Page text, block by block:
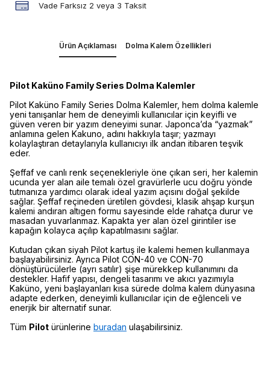
Vade Farksız 2 veya 3 Taksit
Ürün Açıklaması Dolma Kalem Özellikleri
Pilot Kaküno Family Series Dolma Kalemler
Pilot Kaküno Family Series Dolma Kalemler, hem dolma kalemle
yeni tanışanlar hem de deneyimli kullanıcılar için keyifli ve
güven veren bir yazım deneyimi sunar. Japonca’da “yazmak”
anlamına gelen Kakuno, adını hakkıyla taşır; yazmayı
kolaylaştıran detaylarıyla kullanıcıyı ilk andan itibaren teşvik
eder.
Şeffaf ve canlı renk seçenekleriyle öne çıkan seri, her kalemin
ucunda yer alan aile temalı özel gravürlerle ucu doğru yönde
tutmanıza yardımcı olarak ideal yazım açısını doğal şekilde
sağlar. Şeffaf reçineden üretilen gövdesi, klasik ahşap kurşun
kalemi andıran altıgen formu sayesinde elde rahatça durur ve
masadan yuvarlanmaz. Kapakta yer alan özel girintiler ise
kapağın kolayca açılıp kapatılmasını sağlar.
Kutudan çıkan siyah Pilot kartuş ile kalemi hemen kullanmaya
başlayabilirsiniz. Ayrıca Pilot CON-40 ve CON-70
dönüştürücülerle (ayrı satılır) şişe mürekkep kullanımını da
destekler. Hafif yapısı, dengeli tasarımı ve akıcı yazımıyla
Kaküno, yeni başlayanları kısa sürede dolma kalem dünyasına
adapte ederken, deneyimli kullanıcılar için de eğlenceli ve
enerjik bir alternatif sunar.
Tüm Pilot ürünlerine buradan ulaşabilirsiniz.